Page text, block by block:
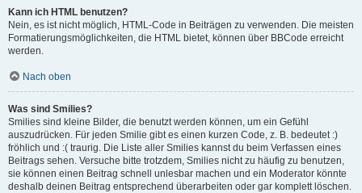
Kann ich HTML benutzen?
Nein, es ist nicht möglich, HTML-Code in Beiträgen zu verwenden. Die meisten
Formatierungsmöglichkeiten, die HTML bietet, können über BBCode erreicht
werden.
Nach oben
Was sind Smilies?
Smilies sind kleine Bilder, die benutzt werden können, um ein Gefühl
auszudrücken. Für jeden Smilie gibt es einen kurzen Code, z. B. bedeutet :)
fröhlich und :( traurig. Die Liste aller Smilies kannst du beim Verfassen eines
Beitrags sehen. Versuche bitte trotzdem, Smilies nicht zu häufig zu benutzen,
sie können einen Beitrag schnell unlesbar machen und ein Moderator könnte
deshalb deinen Beitrag entsprechend überarbeiten oder gar komplett löschen.